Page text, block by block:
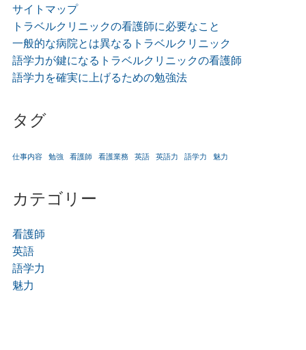
サイトマップ
トラベルクリニックの看護師に必要なこと
一般的な病院とは異なるトラベルクリニック
語学力が鍵になるトラベルクリニックの看護師
語学力を確実に上げるための勉強法
タグ
仕事内容 勉強 看護師 看護業務 英語 英語力 語学力 魅力
カテゴリー
看護師
英語
語学力
魅力